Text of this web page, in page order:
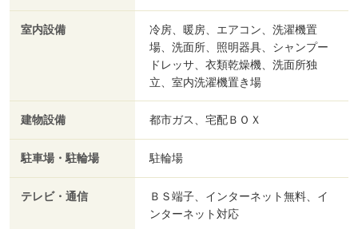
室内設備
冷房、暖房、エアコン、洗濯機置
場、洗面所、照明器具、シャンプー
ドレッサ、衣類乾燥機、洗面所独
立、室内洗濯機置き場
建物設備 都市ガス、宅配ＢＯＸ
駐車場・駐輪場 駐輪場
テレビ・通信
ＢＳ端子、インターネット無料、イ
ンターネット対応